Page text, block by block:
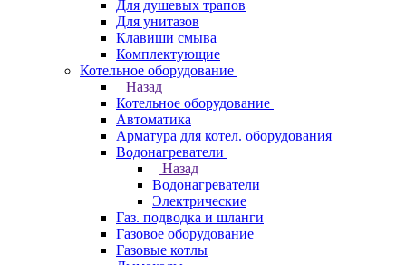
Для душевых трапов
Для унитазов
Клавиши смыва
Комплектующие
Котельное оборудование
Назад
Котельное оборудование
Автоматика
Арматура для котел. оборудования
Водонагреватели
Назад
Водонагреватели
Электрические
Газ. подводка и шланги
Газовое оборудование
Газовые котлы